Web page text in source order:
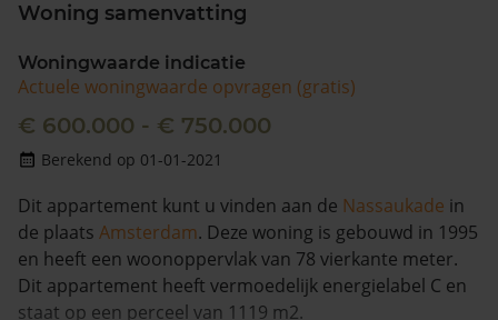
Woning samenvatting
Woningwaarde indicatie
Actuele woningwaarde opvragen (gratis)
€ 600.000 - € 750.000
Berekend op 01-01-2021
Dit appartement kunt u vinden aan de Nassaukade in
de plaats Amsterdam. Deze woning is gebouwd in 1995
en heeft een woonoppervlak van 78 vierkante meter.
Dit appartement heeft vermoedelijk energielabel C en
staat op een perceel van 1119 m2.